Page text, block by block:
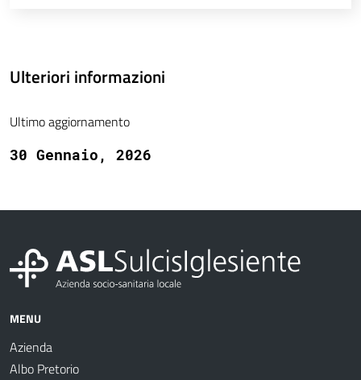
Ulteriori informazioni
Ultimo aggiornamento
30 Gennaio, 2026
MENU
Azienda
Albo Pretorio